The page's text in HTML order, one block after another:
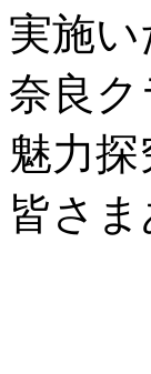
実施い
奈良
魅力
皆さ